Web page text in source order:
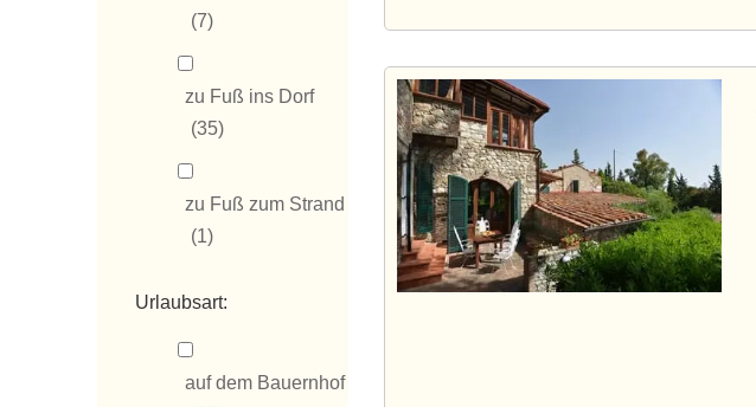
(7)
zu Fuß ins Dorf
(35)
zu Fuß zum Strand
(1)
Urlaubsart:
auf dem Bauernhof